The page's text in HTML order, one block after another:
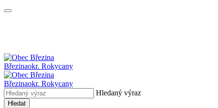
Březinaokr. Rokycany
Březinaokr. Rokycany
Hledaný výraz
Hledat